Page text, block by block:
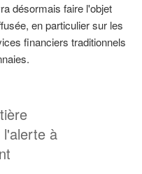
désormais faire l'objet
en particulier sur les
financiers traditionnels
à